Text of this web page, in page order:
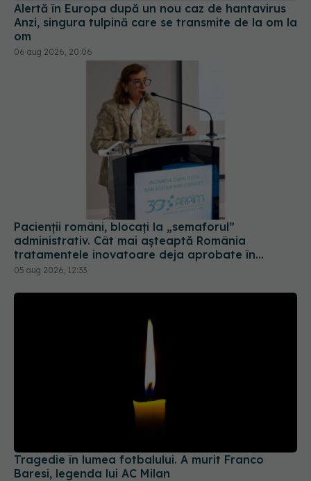
Alertă în Europa după un nou caz de hantavirus
Anzi, singura tulpină care se transmite de la om la
om
06 aug 2026, 20:06
Pacienții români, blocați la „semaforul”
administrativ. Cât mai așteaptă România
tratamentele inovatoare deja aprobate în
Europa
05 aug 2026, 12:33
Tragedie în lumea fotbalului. A murit Franco
Baresi, legenda lui AC Milan